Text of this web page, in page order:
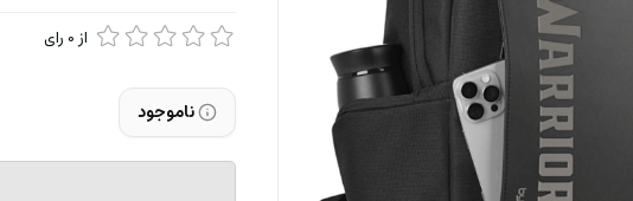
از0 رای
ناموجود